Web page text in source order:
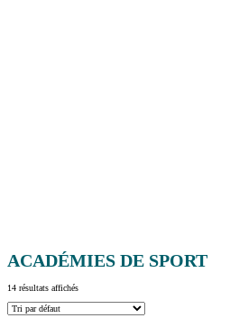
ACADÉMIES DE SPORT
14 résultats affichés